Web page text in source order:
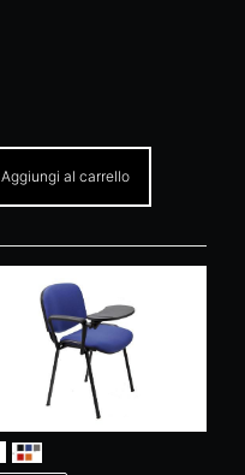
Aggiungi al carrello